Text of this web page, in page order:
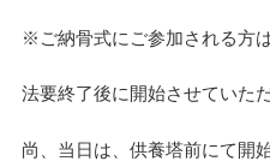
※ご納骨式にご参加される方は
法要終了後に開始させていた
尚、当日は、供養塔前にて開